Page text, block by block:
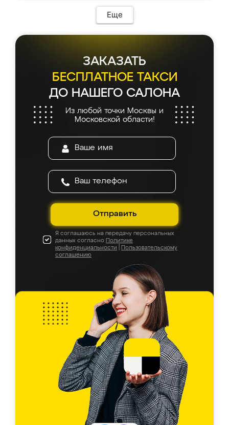
Еще
ЗАКАЗАТЬ
БЕСПЛАТНОЕ ТАКСИ
ДО НАШЕГО САЛОНА
Из любой точки Москвы и
Московской области!
Отправить
Я соглашаюсь на передачу персональных
данных согласно Политике
конфиденциальности
Пользовательскому
соглашению